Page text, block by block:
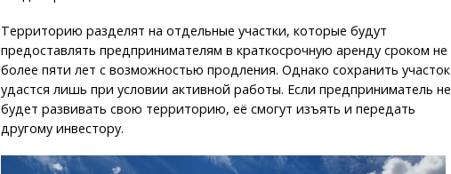
Территорию разделят на отдельные участки, которые будут
предоставлять предпринимателям в краткосрочную аренду сроком не
более пяти лет с возможностью продления. Однако сохранить участок
удастся лишь при условии активной работы. Если предприниматель не
будет развивать свою территорию, её смогут изъять и передать
другому инвестору.